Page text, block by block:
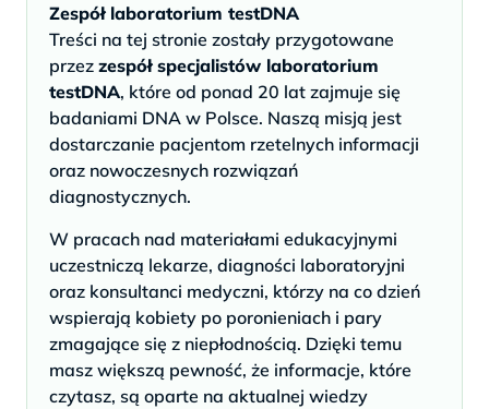
Zespół laboratorium testDNA
Treści na tej stronie zostały przygotowane
przez zespół specjalistów laboratorium
testDNA, które od ponad 20 lat zajmuje się
badaniami DNA w Polsce. Naszą misją jest
dostarczanie pacjentom rzetelnych informacji
oraz nowoczesnych rozwiązań
diagnostycznych.
W pracach nad materiałami edukacyjnymi
uczestniczą lekarze, diagności laboratoryjni
oraz konsultanci medyczni, którzy na co dzień
wspierają kobiety po poronieniach i pary
zmagające się z niepłodnością. Dzięki temu
masz większą pewność, że informacje, które
czytasz, są oparte na aktualnej wiedzy